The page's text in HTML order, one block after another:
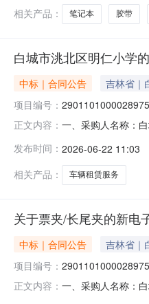
相关产品：
笔记本 胶带
白城市洮北区明仁小学
中标｜合同公告 吉林省｜
项目编号：
正文内容： 一、采购人名称：
发布时间： 2026-06-22 11:03
相关产品：
车辆租赁服务
关于票夹/长尾夹的新电
中标｜合同公告 吉林省｜
项目编号：
正文内容： 一、采购人名称：